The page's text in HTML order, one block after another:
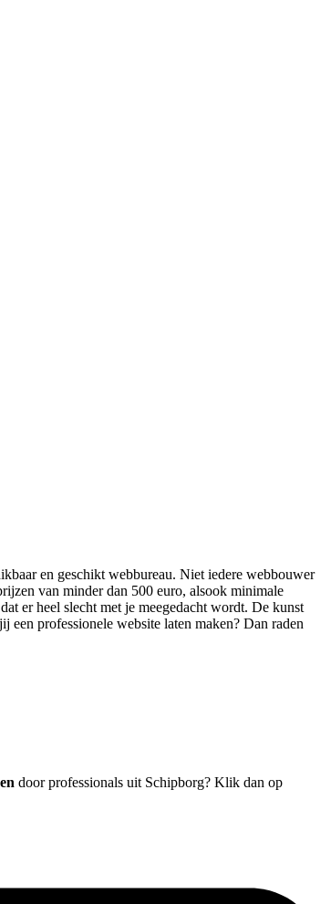
en geschikt webbureau. Niet iedere webbouwer
van minder dan 500 euro, alsook minimale
er heel slecht met je meegedacht wordt. De kunst
professionele website laten maken? Dan raden
door professionals uit Schipborg? Klik dan op